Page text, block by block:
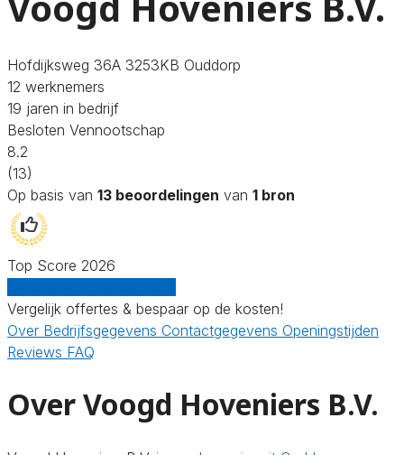
Hofdijksweg 36A 3253KB Ouddorp
12 werknemers
19 jaren in bedrijf
Besloten Vennootschap
8.2
(13)
Op basis van 13 beoordelingen van 1 bron
Top Score 2026
Vergelijk offertes & bespaar op de kosten!
Over Bedrijfsgegevens Contactgegevens Openingstijden
Reviews FAQ
Over Voogd Hoveniers B.V.